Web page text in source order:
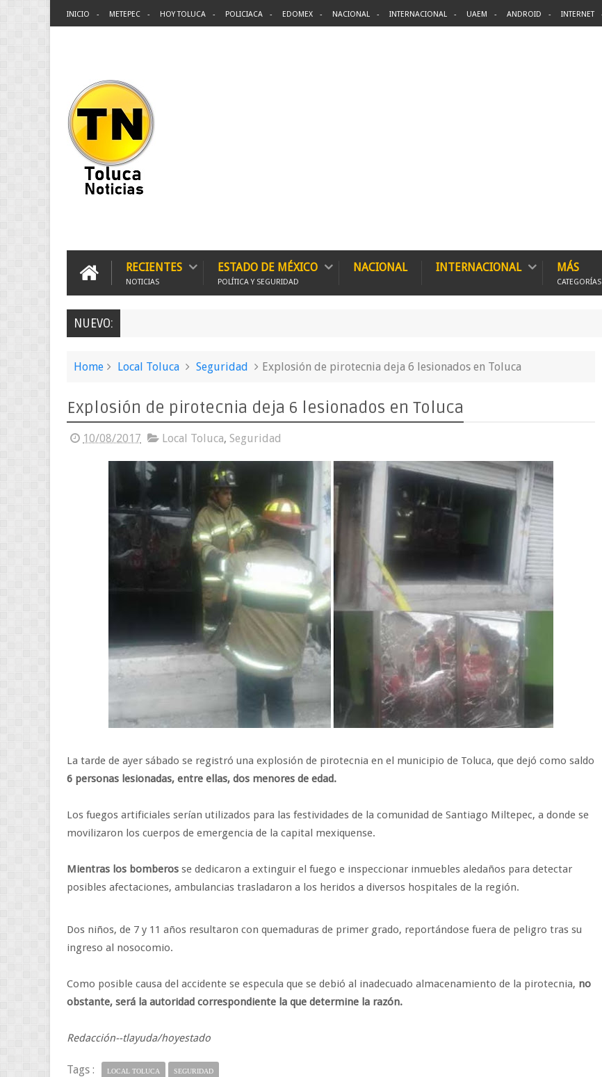
INICIO METEPEC HOY TOLUCA POLICIACA EDOMEX NACIONAL INTERNACIONAL UAEM ANDROID INTERNET
RECIENTES
NOTICIAS
ESTADO DE MÉXICO
POLÍTICA Y SEGURIDAD
NACIONAL INTERNACIONAL MÁS
CATEGORÍAS
NUEVO:
Home Local Toluca Seguridad Explosión de pirotecnia deja 6 lesionados en Toluca
Explosión de pirotecnia deja 6 lesionados en Toluca
10/08/2017 Local Toluca, Seguridad
La tarde de ayer sábado se registró una explosión de pirotecnia en el municipio de Toluca, que dejó como saldo
6 personas lesionadas, entre ellas, dos menores de edad.
Los fuegos artificiales serían utilizados para las festividades de la comunidad de Santiago Miltepec, a donde se
movilizaron los cuerpos de emergencia de la capital mexiquense.
Mientras los bomberos se dedicaron a extinguir el fuego e inspeccionar inmuebles aledaños para detectar
posibles afectaciones, ambulancias trasladaron a los heridos a diversos hospitales de la región.
Dos niños, de 7 y 11 años resultaron con quemaduras de primer grado, reportándose fuera de peligro tras su
ingreso al nosocomio.
Como posible causa del accidente se especula que se debió al inadecuado almacenamiento de la pirotecnia, no
obstante, será la autoridad correspondiente la que determine la razón.
Redacción--tlayuda/hoyestado
Tags : LOCAL TOLUCA SEGURIDAD